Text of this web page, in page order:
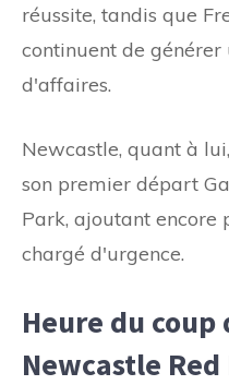
réussite, tandis que
continuent de générer
d'affaires.
Newcastle, quant à
son premier départ
Park, ajoutant encore
chargé d'urgence.
Heure du
Newcastle